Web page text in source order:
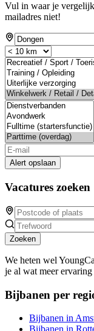
Vul in waar je
mailadres niet!
Alert opslaan
Vacatures zoeken
Zoeken
We heten wel
je al wat meer
Bijbanen per
Bijbanen in